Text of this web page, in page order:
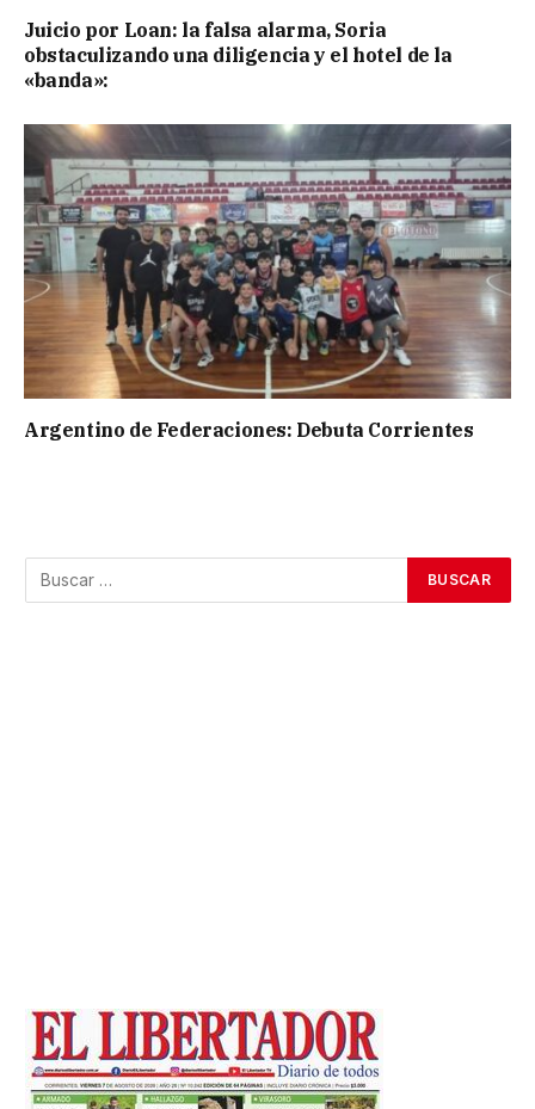
Juicio por Loan: la falsa alarma, Soria
obstaculizando una diligencia y el hotel de la
«banda»:
Argentino de Federaciones: Debuta Corrientes